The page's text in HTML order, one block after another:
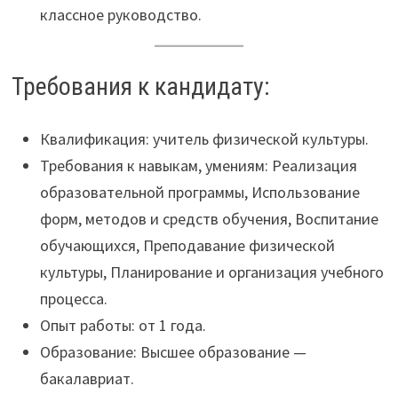
классное руководство.
Требования к кандидату:
Квалификация: учитель физической культуры.
Требования к навыкам, умениям: Реализация
образовательной программы, Использование
форм, методов и средств обучения, Воспитание
обучающихся, Преподавание физической
культуры, Планирование и организация учебного
процесса.
Опыт работы: от 1 года.
Образование: Высшее образование —
бакалавриат.